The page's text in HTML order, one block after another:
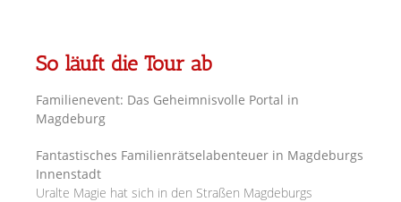
So läuft die Tour ab
Familienevent: Das Geheimnisvolle Portal in
Magdeburg
Fantastisches Familienrätselabenteuer in Magdeburgs
Innenstadt
Uralte Magie hat sich in den Straßen Magdeburgs